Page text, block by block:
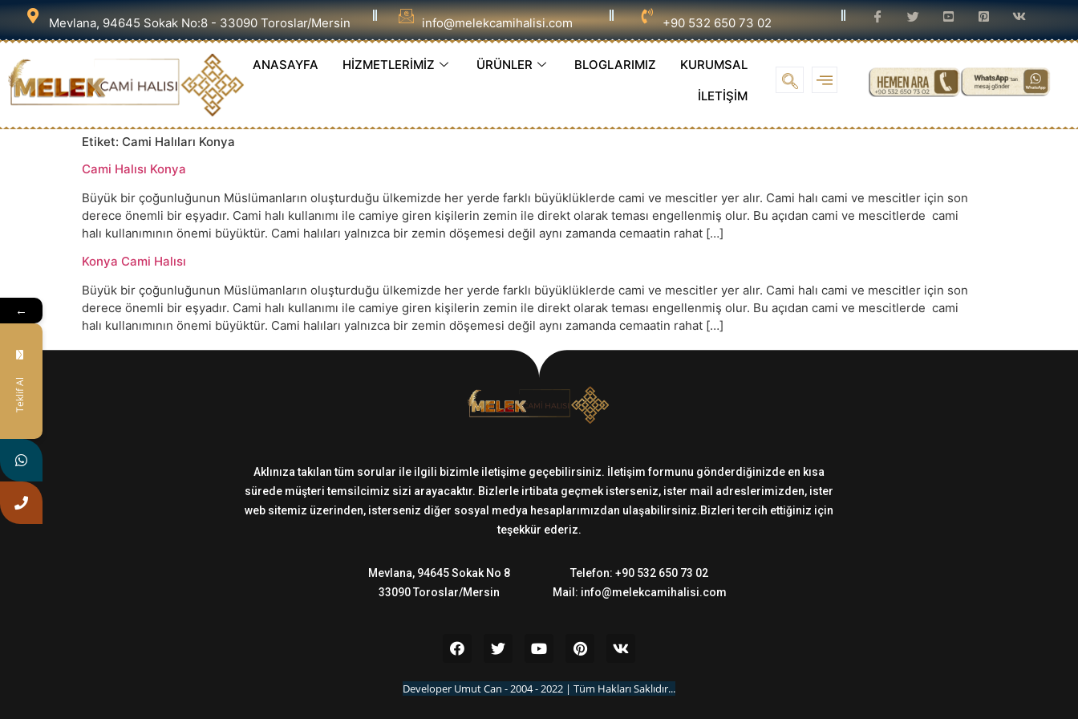
Mevlana, 94645 Sokak No:8 - 33090 Toroslar/Mersin info@melekcamihalisi.com +90 532 650 73 02
ANASAYFA HİZMETLERİMİZ ÜRÜNLER BLOGLARIMIZ KURUMSAL
İLETİŞİM
Etiket: Cami Halıları Konya
Cami Halısı Konya
Büyük bir çoğunluğunun Müslümanların oluşturduğu ülkemizde her yerde farklı büyüklüklerde cami ve mescitler yer alır. Cami halı cami ve mescitler için son
derece önemli bir eşyadır. Cami halı kullanımı ile camiye giren kişilerin zemin ile direkt olarak teması engellenmiş olur. Bu açıdan cami ve mescitlerde cami
halı kullanımının önemi büyüktür. Cami halıları yalnızca bir zemin döşemesi değil aynı zamanda cemaatin rahat […]
Konya Cami Halısı
Büyük bir çoğunluğunun Müslümanların oluşturduğu ülkemizde her yerde farklı büyüklüklerde cami ve mescitler yer alır. Cami halı cami ve mescitler için son
derece önemli bir eşyadır. Cami halı kullanımı ile camiye giren kişilerin zemin ile direkt olarak teması engellenmiş olur. Bu açıdan cami ve mescitlerde cami
halı kullanımının önemi büyüktür. Cami halıları yalnızca bir zemin döşemesi değil aynı zamanda cemaatin rahat […]
Aklınıza takılan tüm sorular ile ilgili bizimle iletişime geçebilirsiniz. İletişim formunu gönderdiğinizde en kısa
sürede müşteri temsilcimiz sizi arayacaktır. Bizlerle irtibata geçmek isterseniz, ister mail adreslerimizden, ister
web sitemiz üzerinden, isterseniz diğer sosyal medya hesaplarımızdan ulaşabilirsiniz.Bizleri tercih ettiğiniz için
teşekkür ederiz.
Mevlana, 94645 Sokak No 8
33090 Toroslar/Mersin
Telefon: +90 532 650 73 02
Mail: info@melekcamihalisi.com
Developer Umut Can - 2004 - 2022 | Tüm Hakları Saklıdır...
←
Teklif Al